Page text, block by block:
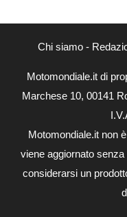
Chi siamo-
Motomondiale.it di
Marchese 10, 00141
Motomondiale.it non
viene aggiornato
considerarsi un